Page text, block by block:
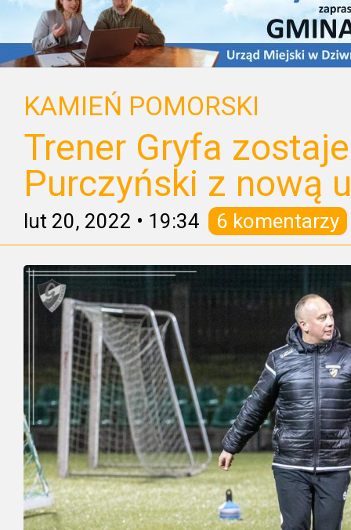
KAMIEŃ POMORSKI
Trener Gryfa
Purczyński z nową
lut 20, 2022 • 19:34 6 komentarzy